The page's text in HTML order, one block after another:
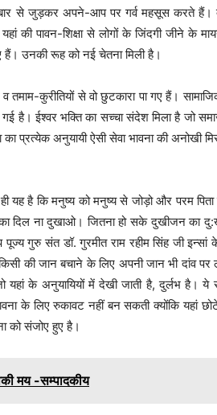
से जुड़कर अपने-आप पर गर्व महसूस करते हैं।
की पावन-शिक्षा से लोगों के जिंदगी जीने के
हैं। उनकी रूह को नई चेतना मिली है।
तमाम-कुरीतियों से वो छुटकारा पा गए हैं।
ईश्वर भक्ति का सच्चा संदेश मिला है जो समाज
का प्रत्येक अनुयायी ऐसी सेवा भावना की
यह है कि मनुष्य को मनुष्य से जोड़ो और परम
ना दुखाओ। जितना हो सके दुखीजन का दु:ख
गुरु संत डॉ. गुरमीत राम रहीम सिंह जी
की जान बचाने के लिए अपनी जान भी दांव
यहां के अनुयायियों में देखी जाती है, दुर्लभ है। ये
के लिए रुकावट नहीं बन सकती क्योंकि यहां
को संजोए हुए है।
मय -सम्पादकीय